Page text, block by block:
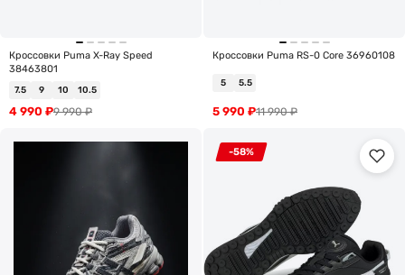
Кроссовки Puma X-Ray Speed
38463801
7.5 9 10 10.5
9 990₽
4 990 ₽
Кроссовки Puma RS-0 Core 36960108
5 5.5
11 990₽
5 990 ₽
-58%